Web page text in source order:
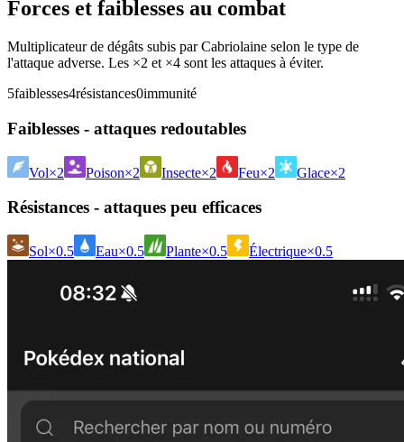
Forces et faiblesses au combat
Multiplicateur de dégâts subis par Cabriolaine selon le type de
l'attaque adverse. Les ×2 et ×4 sont les attaques à éviter.
5faiblesses4résistances0immunité
Faiblesses - attaques redoutables
Vol×2 Poison×2 Insecte×2 Feu×2 Glace×2
Résistances - attaques peu efficaces
Sol×0.5 Eau×0.5 Plante×0.5 Électrique×0.5